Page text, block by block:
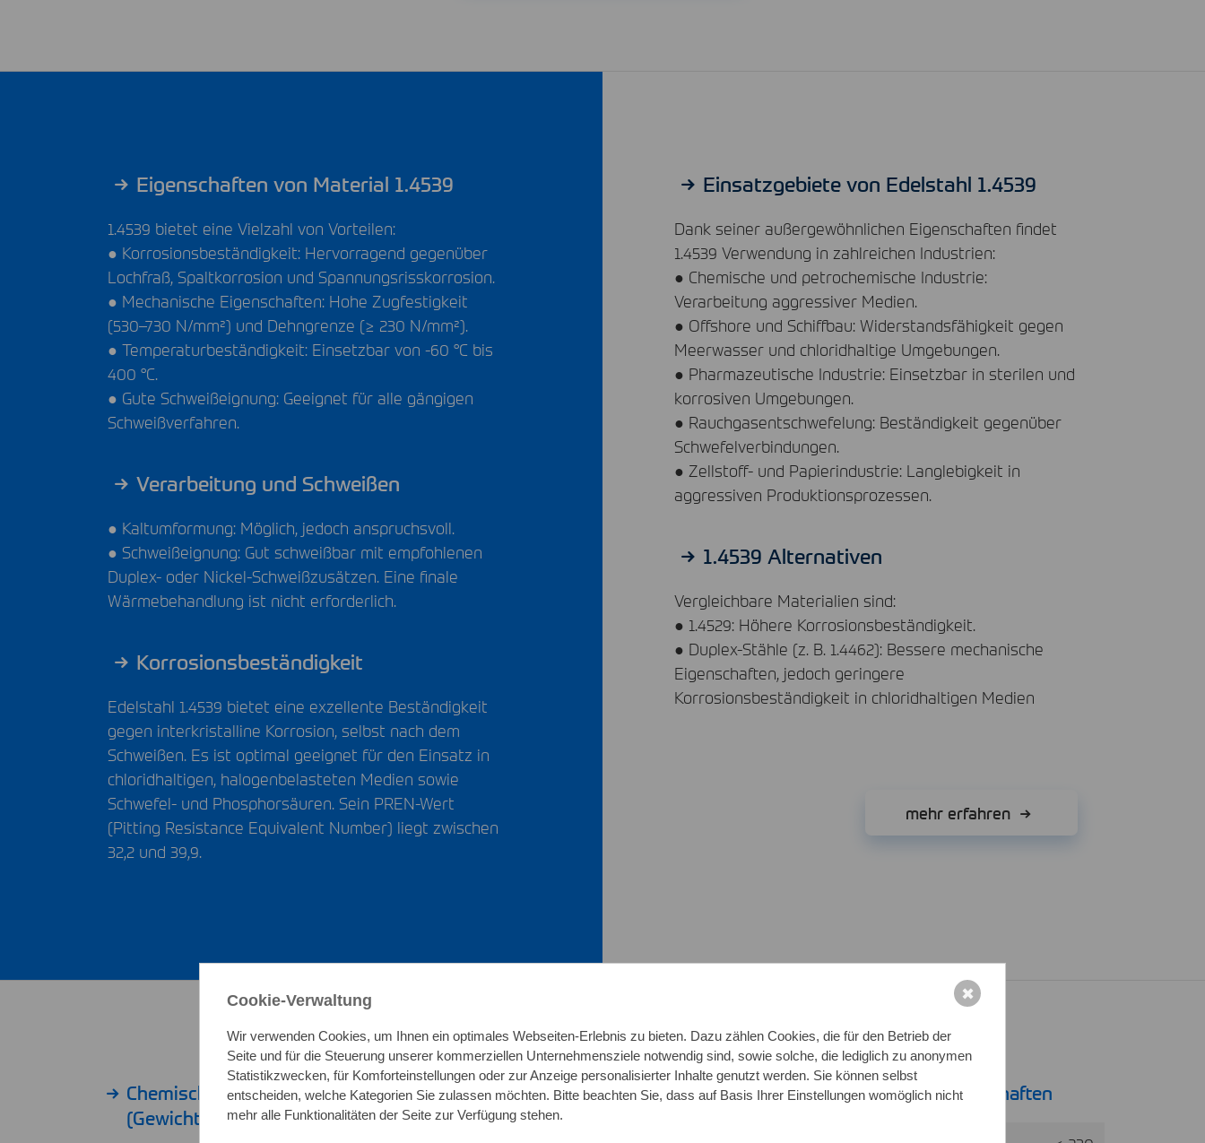
Eigenschaften von Material 1.4539
1.4539 bietet eine Vielzahl von Vorteilen:
● Korrosionsbeständigkeit: Hervorragend gegenüber
Lochfraß, Spaltkorrosion und Spannungsrisskorrosion.
● Mechanische Eigenschaften: Hohe Zugfestigkeit
(530–730 N/mm²) und Dehngrenze (≥ 230 N/mm²).
● Temperaturbeständigkeit: Einsetzbar von -60 °C bis
400 °C.
● Gute Schweißeignung: Geeignet für alle gängigen
Schweißverfahren.
Verarbeitung und Schweißen
● Kaltumformung: Möglich, jedoch anspruchsvoll.
● Schweißeignung: Gut schweißbar mit empfohlenen
Duplex- oder Nickel-Schweißzusätzen. Eine finale
Wärmebehandlung ist nicht erforderlich.
Korrosionsbeständigkeit
Edelstahl 1.4539 bietet eine exzellente Beständigkeit
gegen interkristalline Korrosion, selbst nach dem
Schweißen. Es ist optimal geeignet für den Einsatz in
chloridhaltigen, halogenbelasteten Medien sowie
Schwefel- und Phosphorsäuren. Sein PREN-Wert
(Pitting Resistance Equivalent Number) liegt zwischen
32,2 und 39,9.
Einsatzgebiete von Edelstahl 1.4539
Dank seiner außergewöhnlichen Eigenschaften findet
1.4539 Verwendung in zahlreichen Industrien:
● Chemische und petrochemische Industrie:
Verarbeitung aggressiver Medien.
● Offshore und Schiffbau: Widerstandsfähigkeit gegen
Meerwasser und chloridhaltige Umgebungen.
● Pharmazeutische Industrie: Einsetzbar in sterilen und
korrosiven Umgebungen.
● Rauchgasentschwefelung: Beständigkeit gegenüber
Schwefelverbindungen.
● Zellstoff- und Papierindustrie: Langlebigkeit in
aggressiven Produktionsprozessen.
1.4539 Alternativen
Vergleichbare Materialien sind:
● 1.4529: Höhere Korrosionsbeständigkeit.
● Duplex-Stähle (z. B. 1.4462): Bessere mechanische
Eigenschaften, jedoch geringere
Korrosionsbeständigkeit in chloridhaltigen Medien
mehr erfahren
Chemische Zusammensetzung – Richtanalyse
(Gewichtsanteil in %)
Mechanische und physikalische Eigenschaften
Cookie-Verwaltung
Wir verwenden Cookies, um Ihnen ein optimales Webseiten-Erlebnis zu bieten. Dazu zählen Cookies, die für den Betrieb der
Seite und für die Steuerung unserer kommerziellen Unternehmensziele notwendig sind, sowie solche, die lediglich zu anonymen
Statistikzwecken, für Komforteinstellungen oder zur Anzeige personalisierter Inhalte genutzt werden. Sie können selbst
entscheiden, welche Kategorien Sie zulassen möchten. Bitte beachten Sie, dass auf Basis Ihrer Einstellungen womöglich nicht
mehr alle Funktionalitäten der Seite zur Verfügung stehen.
✖